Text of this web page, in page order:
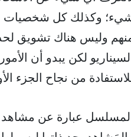
وكذلك كل شخصيات
وليس هناك تشويق
السيناريو لكن يبدو أن
من نجاح الجزء
المسلسل عبارة عن مشاهد